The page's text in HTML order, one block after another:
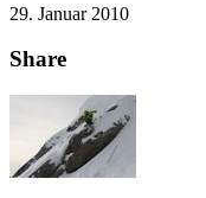
29. Januar 2010
Share